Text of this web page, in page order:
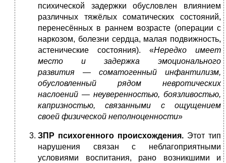
психической задержки обусловлен влиянием
различных тяжёлых соматических состояний,
перенесённых в раннем возрасте (операции с
наркозом, болезни сердца, малая подвижность,
астенические состояния). «Нередко имеет
место и задержка эмоционального
развития — соматогенный инфантилизм,
обусловленный рядом невротических
наслоений — неуверенностью, боязливостью,
капризностью, связанными с ощущением
своей физической неполноценности»
ЗПР психогенного происхождения. Этот тип
нарушения связан с неблагоприятными
условиями воспитания, рано возникшими и